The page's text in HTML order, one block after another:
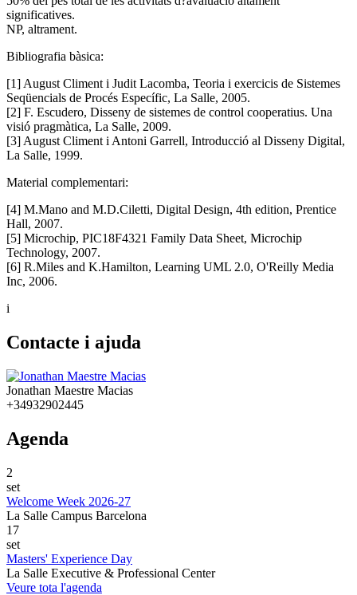
significatives.
NP, altrament.
Bibliografia bàsica:
[1] August Climent i Judit Lacomba, Teoria i exercicis de Sistemes
Seqüencials de Procés Específic, La Salle, 2005.
[2] F. Escudero, Disseny de sistemes de control cooperatius. Una
visió pragmàtica, La Salle, 2009.
[3] August Climent i Antoni Garrell, Introducció al Disseny Digital,
La Salle, 1999.
Material complementari:
[4] M.Mano and M.D.Ciletti, Digital Design, 4th edition, Prentice
Hall, 2007.
[5] Microchip, PIC18F4321 Family Data Sheet, Microchip
Technology, 2007.
[6] R.Miles and K.Hamilton, Learning UML 2.0, O'Reilly Media
Inc, 2006.
i
Contacte i ajuda
Jonathan Maestre Macias
+34932902445
Agenda
2
set
Welcome Week 2026-27
La Salle Campus Barcelona
17
set
Masters' Experience Day
La Salle Executive & Professional Center
Veure tota l'agenda